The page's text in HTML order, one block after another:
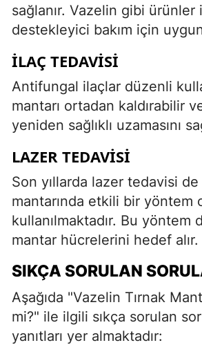
sağlanır. Vazelin gibi ürünler
destekleyici bakım için
İLAÇ TEDAVISI
Antifungal ilaçlar düzenli
mantarı ortadan kaldırabilir
yeniden sağlıklı uzamasını
LAZER TEDAVISI
Son yıllarda lazer tedavisi de
mantarında etkili bir yöntem
kullanılmaktadır. Bu yöntem
mantar hücrelerini hedef alır.
SIKÇA SORULAN
Aşağıda "Vazelin Tırnak
mi?" ile ilgili sıkça sorulan
yanıtları yer almaktadır: